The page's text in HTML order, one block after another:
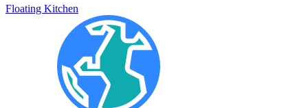
Floating Kitchen